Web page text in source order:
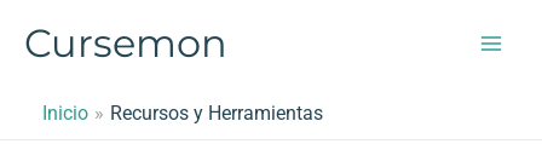
Cursemon
Inicio Recursos y Herramientas